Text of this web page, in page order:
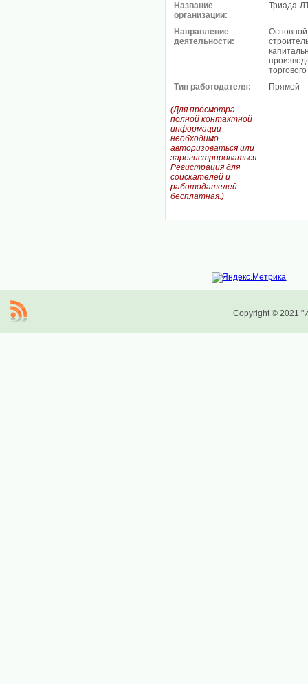
Название
организации:
Триада-
Направление
деятельности:
Тип работодателя:
Прямой
(Для просмотра
полной контактной
информации
необходимо
авторизоваться или
зарегистрироваться.
Регистрация для
соискателей и
работодателей -
бесплатная.)
Copyright © 2021